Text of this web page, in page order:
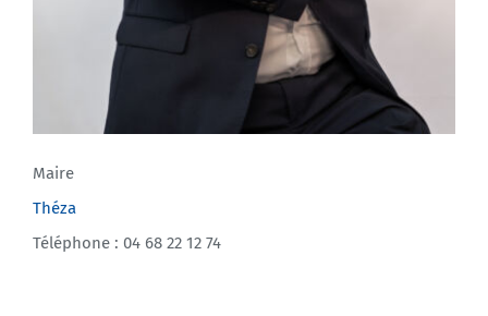
Maire
Théza
Téléphone : 04 68 22 12 74